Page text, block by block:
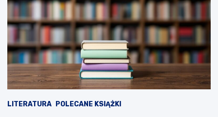
LITERATURA POLECANE KSIĄŻKI